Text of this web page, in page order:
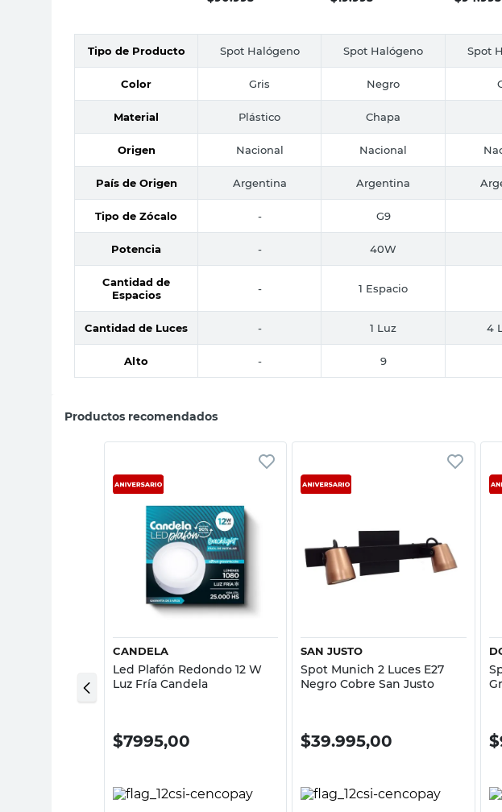
Tipo de Producto Spot Halógeno Spot Halógeno Spot
Color Gris Negro
Material Plástico Chapa
Origen Nacional Nacional
País de Origen Argentina Argentina
Tipo de Zócalo - G9
Potencia - 40W
Cantidad de
Espacios
- 1 Espacio
Cantidad de Luces - 1 Luz 4
Alto - 9
Productos recomendados
Vista rápida
CANDELA
Led Plafón Redondo 12 W
Luz Fría Candela
$7995,00
SAN JUSTO
Spot Munich 2 Luces E27
Negro Cobre San Justo
$39.995,00 $